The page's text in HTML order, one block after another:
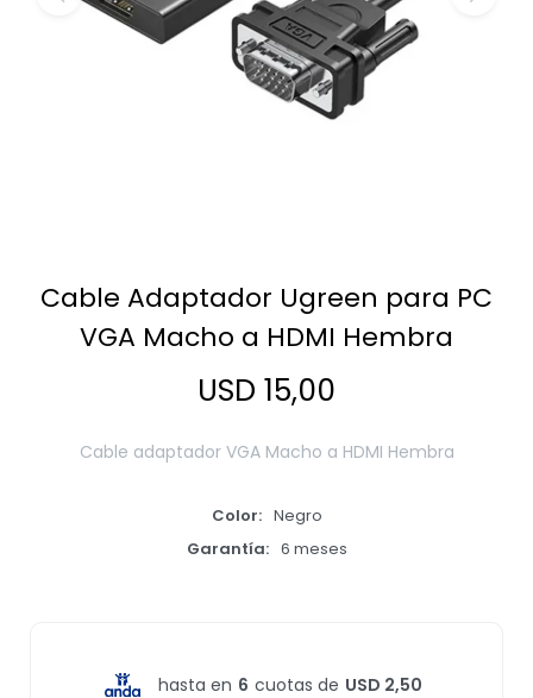
Cable Adaptador Ugreen para PC
VGA Macho a HDMI Hembra
USD 15,00
Cable adaptador VGA Macho a HDMI Hembra
Color
Negro
Garantía
6 meses
hasta en 6 cuotas de USD 2,50
Zona Home
Movilidad Eléctrica